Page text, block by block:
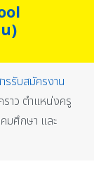
)
รรับสมัครงาน
าว ตำแหน่งครู
มศึกษา และ